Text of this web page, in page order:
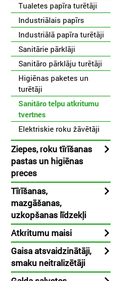
Tualetes papīra turētāji
Industriālais papīrs
Industriālā papīra turētāji
Sanitārie pārklāji
Sanitāro pārklāju turētāji
Higiēnas paketes un
turētāji
Sanitāro telpu atkritumu
tvertnes
Elektriskie roku žāvētāji
Ziepes, roku tīrīšanas
pastas un higiēnas
preces
Tīrīšanas,
mazgāšanas,
uzkopšanas līdzekļi
Atkritumu maisi
Gaisa atsvaidzinātāji,
smaku neitralizētāji